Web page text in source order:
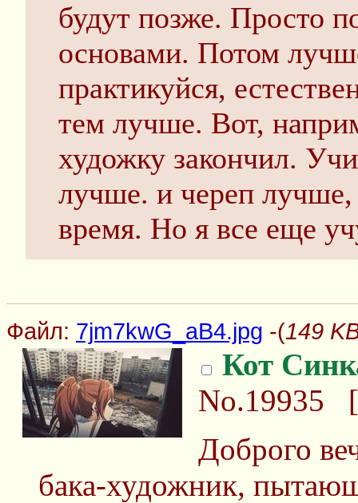
будут позже. Просто
основами. Потом
практикуйся,
тем лучше. Вот,
художку закончил.
лучше. и череп
время. Но я все еще
Файл: 7jm7kwG_aB4.jpg -(149
Кот
No.19935 [
Доброго
бака-художник,